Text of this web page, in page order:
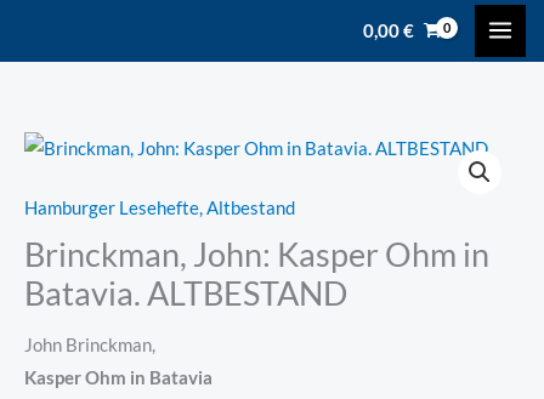
0,00€
Hamburger Lesehefte, Altbestand
Brinckman, John: Kasper Ohm in
Batavia. ALTBESTAND
John Brinckman,
Kasper Ohm in Batavia
Brinckman,
Kasper
Ohm
in
Batavia.
ALTBESTAND
Menge